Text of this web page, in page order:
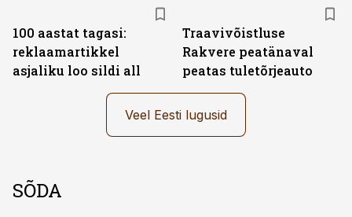
100 aastat tagasi:
reklaamartikkel
asjaliku loo sildi all
Traavivõistluse
Rakvere peatänaval
peatas tuletõrjeauto
Veel Eesti lugusid
SÕDA